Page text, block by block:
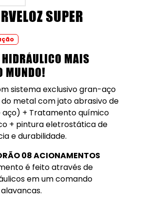
SUPER
HIDRÁULICO MAIS
MUNDO!
sistema exclusivo gran-aço
metal com jato abrasivo de
aço) + Tratamento químico
+ pintura eletrostática de
e durabilidade.
08 ACIONAMENTOS
é feito através de
em um comando